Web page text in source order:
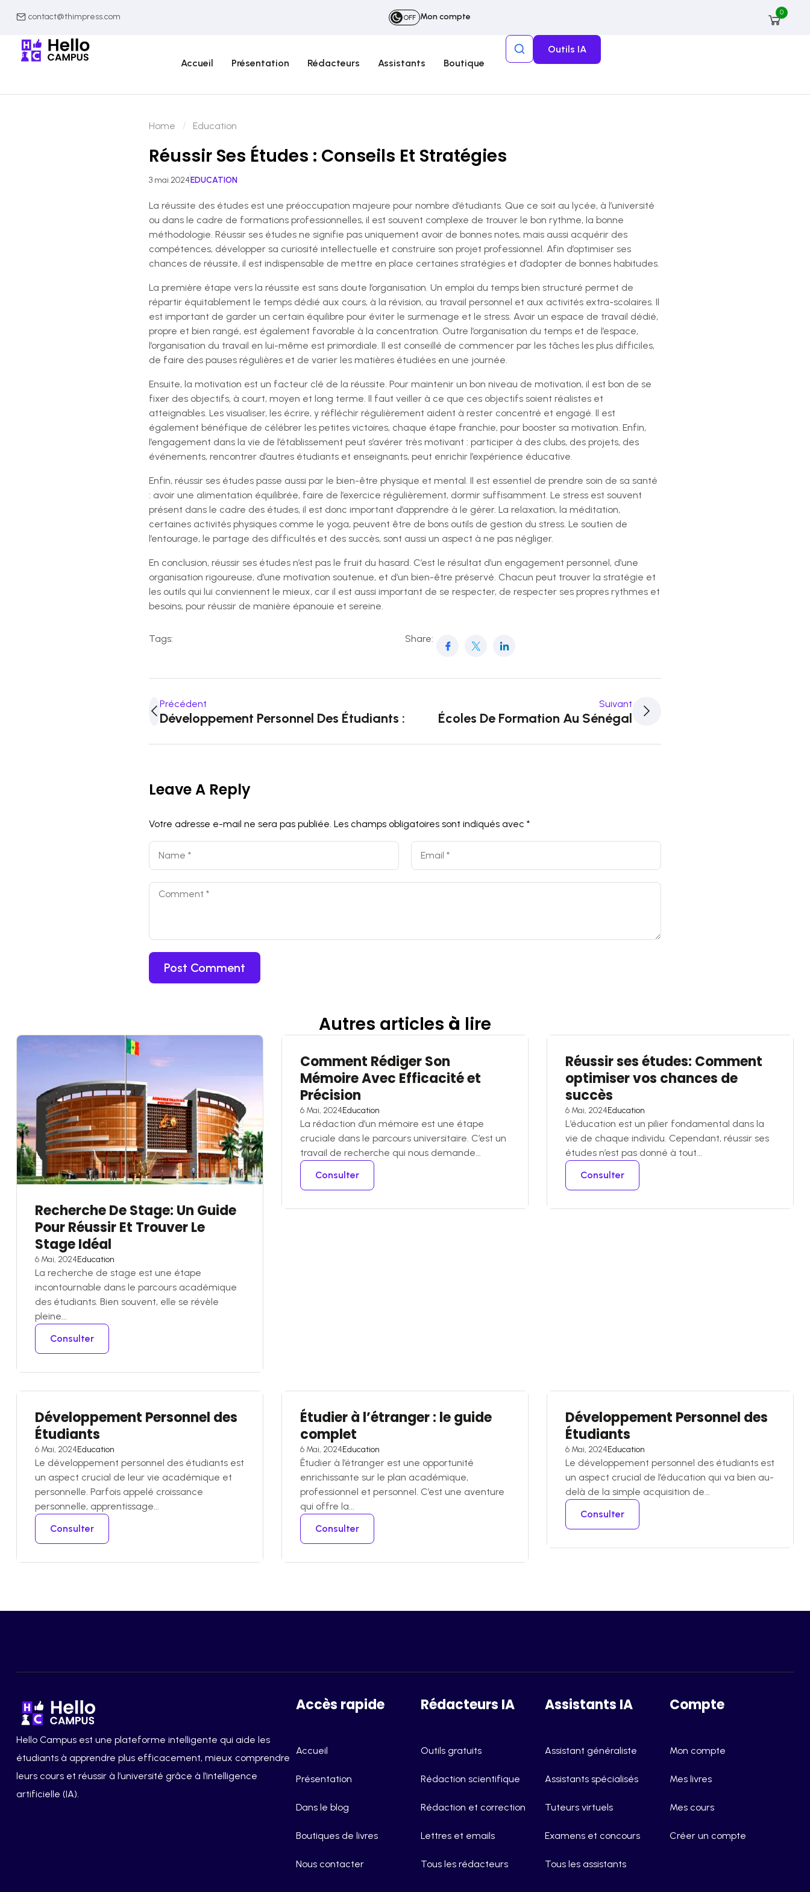
contact@thimpress.com OFF Mon compte 0
Accueil Présentation Rédacteurs Assistants Boutique
Outils IA
Home Education
Réussir Ses Études : Conseils Et Stratégies
3 mai 2024EDUCATION
La réussite des études est une préoccupation majeure pour nombre d’étudiants. Que ce soit au lycée, à l’université
ou dans le cadre de formations professionnelles, il est souvent complexe de trouver le bon rythme, la bonne
méthodologie. Réussir ses études ne signifie pas uniquement avoir de bonnes notes, mais aussi acquérir des
compétences, développer sa curiosité intellectuelle et construire son projet professionnel. Afin d’optimiser ses
chances de réussite, il est indispensable de mettre en place certaines stratégies et d’adopter de bonnes habitudes.
La première étape vers la réussite est sans doute l’organisation. Un emploi du temps bien structuré permet de
répartir équitablement le temps dédié aux cours, à la révision, au travail personnel et aux activités extra-scolaires. Il
est important de garder un certain équilibre pour éviter le surmenage et le stress. Avoir un espace de travail dédié,
propre et bien rangé, est également favorable à la concentration. Outre l’organisation du temps et de l’espace,
l’organisation du travail en lui-même est primordiale. Il est conseillé de commencer par les tâches les plus difficiles,
de faire des pauses régulières et de varier les matières étudiées en une journée.
Ensuite, la motivation est un facteur clé de la réussite. Pour maintenir un bon niveau de motivation, il est bon de se
fixer des objectifs, à court, moyen et long terme. Il faut veiller à ce que ces objectifs soient réalistes et
atteignables. Les visualiser, les écrire, y réfléchir régulièrement aident à rester concentré et engagé. Il est
également bénéfique de célébrer les petites victoires, chaque étape franchie, pour booster sa motivation. Enfin,
l’engagement dans la vie de l’établissement peut s’avérer très motivant : participer à des clubs, des projets, des
événements, rencontrer d’autres étudiants et enseignants, peut enrichir l’expérience éducative.
Enfin, réussir ses études passe aussi par le bien-être physique et mental. Il est essentiel de prendre soin de sa santé
: avoir une alimentation équilibrée, faire de l’exercice régulièrement, dormir suffisamment. Le stress est souvent
présent dans le cadre des études, il est donc important d’apprendre à le gérer. La relaxation, la méditation,
certaines activités physiques comme le yoga, peuvent être de bons outils de gestion du stress. Le soutien de
l’entourage, le partage des difficultés et des succès, sont aussi un aspect à ne pas négliger.
En conclusion, réussir ses études n’est pas le fruit du hasard. C’est le résultat d’un engagement personnel, d’une
organisation rigoureuse, d’une motivation soutenue, et d’un bien-être préservé. Chacun peut trouver la stratégie et
les outils qui lui conviennent le mieux, car il est aussi important de se respecter, de respecter ses propres rythmes et
besoins, pour réussir de manière épanouie et sereine.
Tags: Share:
Précédent
Développement Personnel Des Étudiants : Une Clé Vers La Réussite
Suivant
Écoles De Formation Au Sénégal
Leave A Reply
Votre adresse e-mail ne sera pas publiée. Les champs obligatoires sont indiqués avec *
Autres articles à lire
Recherche De Stage: Un Guide
Pour Réussir Et Trouver Le
Stage Idéal
6 Mai, 2024Education
La recherche de stage est une étape
incontournable dans le parcours académique
des étudiants. Bien souvent, elle se révèle
pleine...
Consulter
Comment Rédiger Son
Mémoire Avec Efficacité et
Précision
6 Mai, 2024Education
La rédaction d’un mémoire est une étape
cruciale dans le parcours universitaire. C’est un
travail de recherche qui nous demande...
Consulter
Réussir ses études: Comment
optimiser vos chances de
succès
6 Mai, 2024Education
L’éducation est un pilier fondamental dans la
vie de chaque individu. Cependant, réussir ses
études n’est pas donné à tout...
Consulter
Développement Personnel des
Étudiants
6 Mai, 2024Education
Le développement personnel des étudiants est
un aspect crucial de leur vie académique et
personnelle. Parfois appelé croissance
personnelle, apprentissage...
Consulter
Étudier à l’étranger : le guide
complet
6 Mai, 2024Education
Êtudier à l’étranger est une opportunité
enrichissante sur le plan académique,
professionnel et personnel. C’est une aventure
qui offre la...
Consulter
Développement Personnel des
Étudiants
6 Mai, 2024Education
Le développement personnel des étudiants est
un aspect crucial de l’éducation qui va bien au-
delà de la simple acquisition de...
Consulter
Hello Campus est une plateforme intelligente qui aide les
étudiants à apprendre plus efficacement, mieux comprendre
leurs cours et réussir à l’université grâce à l’intelligence
artificielle (IA).
Accès rapide
Accueil
Présentation
Dans le blog
Boutiques de livres
Nous contacter
Rédacteurs IA
Outils gratuits
Rédaction scientifique
Rédaction et correction
Lettres et emails
Tous les rédacteurs
Assistants IA
Assistant généraliste
Assistants spécialisés
Tuteurs virtuels
Examens et concours
Tous les assistants
Compte
Mon compte
Mes livres
Mes cours
Créer un compte